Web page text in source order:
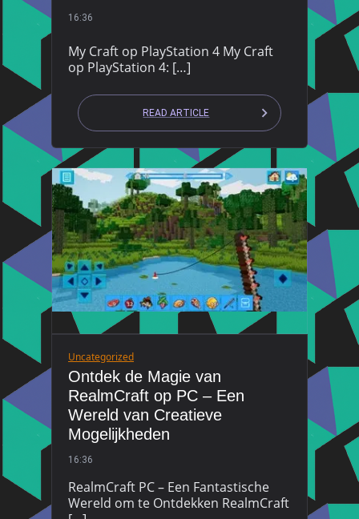
16:36
My Craft op PlayStation 4 My Craft
op PlayStation 4: […]
READ ARTICLE
Uncategorized
Ontdek de Magie van
RealmCraft op PC – Een
Wereld van Creatieve
Mogelijkheden
16:36
RealmCraft PC – Een Fantastische
Wereld om te Ontdekken RealmCraft